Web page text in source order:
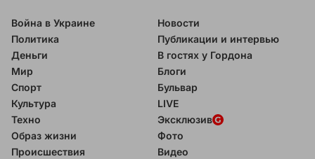
Война в Украине
Политика
Деньги
Мир
Спорт
Культура
Техно
Образ жизни
Происшествия
Новости
Публикации и интервью
В гостях у Гордона
Блоги
Бульвар
LIVE
Эксклюзив
Фото
Видео